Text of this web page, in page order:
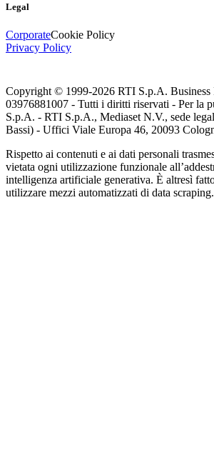
Legal
CorporateCookie Policy
Privacy Policy
Copyright © 1999-2026 RTI S.p.A. Business
03976881007 - Tutti i diritti riservati - Per la
S.p.A. - RTI S.p.A., Mediaset N.V., sede
Bassi) - Uffici Viale Europa 46, 20093
Rispetto ai contenuti e ai dati personali
vietata ogni utilizzazione funzionale
intelligenza artificiale generativa. È altresì
utilizzare mezzi automatizzati di data scraping.